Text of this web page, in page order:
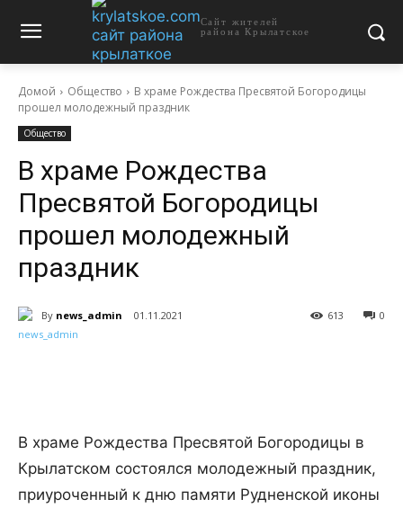
Сайт жителей
района Крылатское
Домой Общество
В храме Рождества Пресвятой Богородицы
прошел молодежный праздник
Общество
В храме Рождества
Пресвятой Богородицы
прошел молодежный
праздник
By news_admin 01.11.2021 0
613
В храме Рождества Пресвятой Богородицы в
Крылатском состоялся молодежный праздник,
приуроченный к дню памяти Рудненской иконы